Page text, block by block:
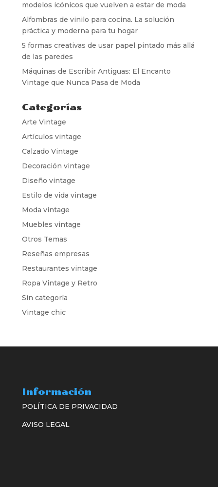
modelos icónicos que vuelven a estar de moda
Alfombras de vinilo para cocina. La solución
práctica y moderna para tu hogar
5 formas creativas de usar papel pintado más allá
de las paredes
Máquinas de Escribir Antiguas: El Encanto
Vintage que Nunca Pasa de Moda
Categorías
Arte Vintage
Artículos vintage
Calzado Vintage
Decoración vintage
Diseño vintage
Estilo de vida vintage
Moda vintage
Muebles vintage
Otros Temas
Reseñas empresas
Restaurantes vintage
Ropa Vintage y Retro
Sin categoría
Vintage chic
Información
POLÍTICA DE PRIVACIDAD
AVISO LEGAL